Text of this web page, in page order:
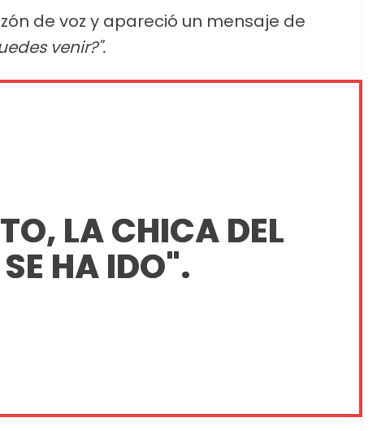
de voz y apareció un mensaje de
venir?".
LA CHICA DEL
HA IDO".